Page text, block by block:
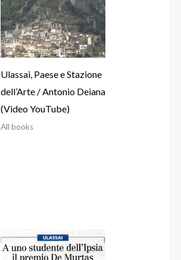
Ulassai, Paese e Stazione
dell’Arte / Antonio Deiana
(Video YouTube)
All books